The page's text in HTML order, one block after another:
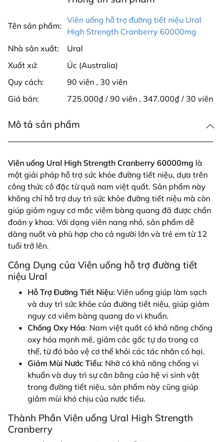
Tên sản phẩm:
Viên uống hỗ trợ đường tiết niệu Ural
High Strength Cranberry 60000mg
Nhà sản xuất:
Ural
Xuất xứ:
Úc (Australia)
Quy cách:
90 viên , 30 viên
Giá bán:
725.000₫ / 90 viên , 347.000₫ / 30 viên
Mô tả sản phẩm
Viên uống Ural High Strength Cranberry 60000mg là
một giải pháp hỗ trợ sức khỏe đường tiết niệu, dựa trên
công thức cô đặc từ quả nam việt quất. Sản phẩm này
không chỉ hỗ trợ duy trì sức khỏe đường tiết niệu mà còn
giúp giảm nguy cơ mắc viêm bàng quang đã được chẩn
đoán y khoa. Với dạng viên nang nhỏ, sản phẩm dễ
dàng nuốt và phù hợp cho cả người lớn và trẻ em từ 12
tuổi trở lên.
Công Dụng của Viên uống hỗ trợ đường tiết
niệu Ural
Hỗ Trợ Đường Tiết Niệu: Viên uống giúp làm sạch
và duy trì sức khỏe của đường tiết niệu, giúp giảm
nguy cơ viêm bàng quang do vi khuẩn.
Chống Oxy Hóa: Nam việt quất có khả năng chống
oxy hóa mạnh mẽ, giảm các gốc tự do trong cơ
thể, từ đó bảo vệ cơ thể khỏi các tác nhân có hại.
Giảm Mùi Nước Tiểu: Nhờ có khả năng chống vi
khuẩn và duy trì sự cân bằng của hệ vi sinh vật
trong đường tiết niệu, sản phẩm này cũng giúp
giảm mùi khó chịu của nước tiểu.
Thành Phần Viên uống Ural High Strength
Cranberry